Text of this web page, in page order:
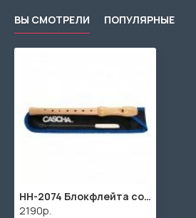
ВЫ СМОТРЕЛИ ПОПУЛЯРНЫЕ
HH-2074 Блокфлейта сопрано, немецкая система, клен, 2 части, Cascha
2190р.